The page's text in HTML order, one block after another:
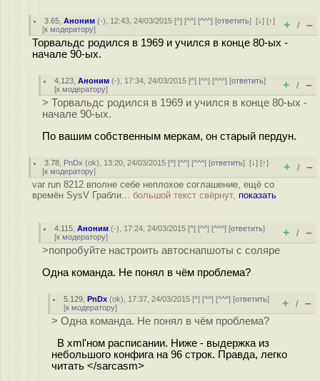
3.65 ,Аноним (-), 12:43, 24/03/2015 [^] [^^] [^^^] [ответить][↓] [↑]
[к модератору] + / –
Торвальдс родился в 1969 и учился в конце 80-ых -
начале 90-ых.
4.123 ,Аноним (-), 17:34, 24/03/2015 [^] [^^] [^^^] [ответить]
[к модератору] + / –
> Торвальдс родился в 1969 и учился в конце 80-ых -
начале 90-ых.
По вашим собственным меркам, он старый пeрдун.
3.78 PnDx (ok), 13:20, 24/03/2015 [^] [^^] [^^^] [ответить][↓] [↑]
[к модератору] + / –
var run 8212 вполне себе неплохое соглашение, ещё со
времён SysV Грабли... большой текст свёрнут, показать
4.115 ,Аноним (-), 17:24, 24/03/2015 [^] [^^] [^^^] [ответить]
[к модератору] + / –
>попробуйте настроить автоснапшоты с соляре
Одна команда. Не понял в чём проблема?
5.129 ,PnDx (ok), 17:37, 24/03/2015 [^] [^^] [^^^] [ответить]
[к модератору] + / –
> Одна команда. Не понял в чём проблема?
В xml'ном расписании. Ниже - выдержка из
небольшого конфига на 96 строк. Правда, легко
читать </sarcasm>